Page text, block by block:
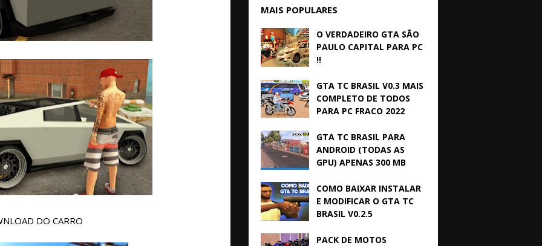
DO CARRO
MAIS POPULARES
O VERDADEIRO GTA SÃO
PAULO CAPITAL PARA PC
!!
GTA TC BRASIL V0.3 MAIS
COMPLETO DE TODOS
PARA PC FRACO 2022
GTA TC BRASIL PARA
ANDROID (TODAS AS
GPU) APENAS 300 MB
COMO BAIXAR INSTALAR
E MODIFICAR O GTA TC
BRASIL V0.2.5
PACK DE MOTOS